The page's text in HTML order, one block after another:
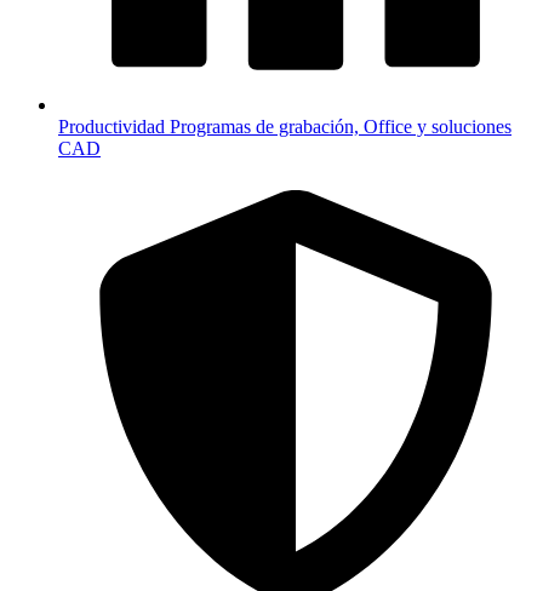
Productividad Programas de grabación, Office y soluciones
CAD